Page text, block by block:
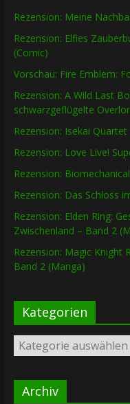
Rezension: Meine
Rezension: Elfies
(Comic)
Vorschau: Fire Emblem:
Rezension: A Wild Last
schwarzgeflügelte
Rezension: Isekai
Rezension: Love Live!
Rezension:
Rezension: Das Schloss
Rezension: Elden Ring:
Zwischenland – Band 2
Rezension: Magic Knight
Band 2 (Manga)
Kategorien
Kategorien
Archiv